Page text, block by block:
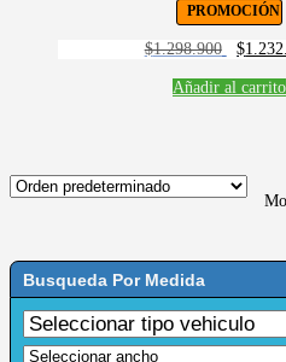
PROMOCIÓN
$1.298.900
El
original
$
Añadir al carrito
Busqueda Por Medida